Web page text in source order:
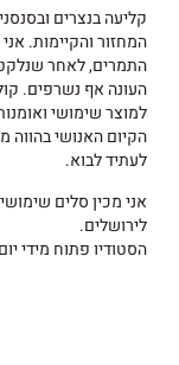
קליעה בנצרים
המחזור והקיימות.
התמרים, לאחר
העונה אף נשרפים.
למוצר שימושי
הקיום האנושי בהווה
לעתיד לבוא.
אני מכין סלים
לירושלים.
הסטודיו פתוח מידי